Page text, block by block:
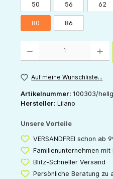
50 56 62
80 86
Auf meine Wunschliste...
Artikelnummer: 100303/
Hersteller: Lilano
Unsere Vorteile
VERSANDFREI schon ab
Familienunternehmen mit
Blitz-Schneller Versand
Persönliche Beratung zu